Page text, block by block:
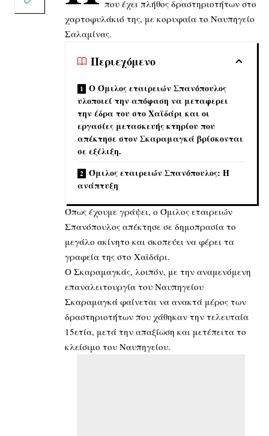
που έχει πλήθος δραστηριοτήτων στο
χαρτοφυλάκιό της, με κορυφαία το Ναυπηγείο
Σαλαμίνας.
Περιεχόμενο
Ο Όμιλος εταιρειών Σπανόπουλος
υλοποιεί την απόφαση να μεταφερει
την έδρα του στο Χαϊδάρι και οι
εργασίες μετασκευής κτηρίου που
απέκτησε στον Σκαραμαγκά βρίσκονται
σε εξέλιξη.
Όμιλος εταιρειών Σπανόπουλος: Η
ανάπτυξη
Όπως έχουμε γράψει, ο Όμιλος εταιρειών
Σπανόπουλος απέκτησε σε δημοπρασία το
μεγάλο ακίνητο και σκοπεύει να φέρει τα
γραφεία της στο Χαϊδάρι.
Ο Σκαραμαγκάς, λοιπόν, με την αναμενόμενη
επαναλειτουργία του Ναυπηγείου
Σκαραμαγκά φαίνεται να ανακτά μέρος των
δραστηριοτήτων που χάθηκαν την τελευταία
15ετία, μετά την απαξίωση και μετέπειτα το
κλείσιμο του Ναυπηγείου.